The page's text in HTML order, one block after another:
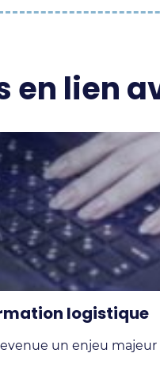
Chain
sur
Chain
sur
Chain
sur
Chain
sur
en lien
logistique
un enjeu